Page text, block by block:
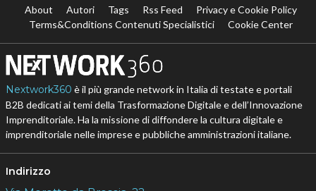
About Autori Tags Rss Feed
Privacy e Cookie Policy
Terms&Conditions Contenuti Specialistici
Cookie Center
Nextwork360 è il più grande network in Italia di testate e portali
B2B dedicati ai temi della Trasformazione Digitale e dell’Innovazione
Imprenditoriale. Ha la missione di diffondere la cultura digitale e
imprenditoriale nelle imprese e pubbliche amministrazioni italiane.
Indirizzo